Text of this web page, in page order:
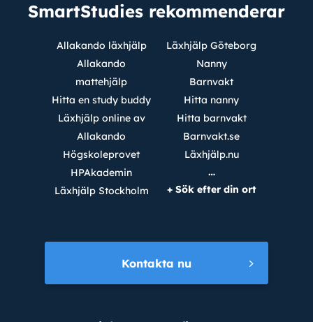
SmartStudies rekommenderar
Allakando läxhjälp
Allakando
mattehjälp
Hitta en study buddy
Läxhjälp online av
Allakando
Högskoleprovet
HPAkademin
Läxhjälp Stockholm
Läxhjälp Göteborg
Nanny
Barnvakt
Hitta nanny
Hitta barnvakt
Barnvakt.se
Läxhjälp.nu
…
+ Sök efter din ort
Kontakta nu